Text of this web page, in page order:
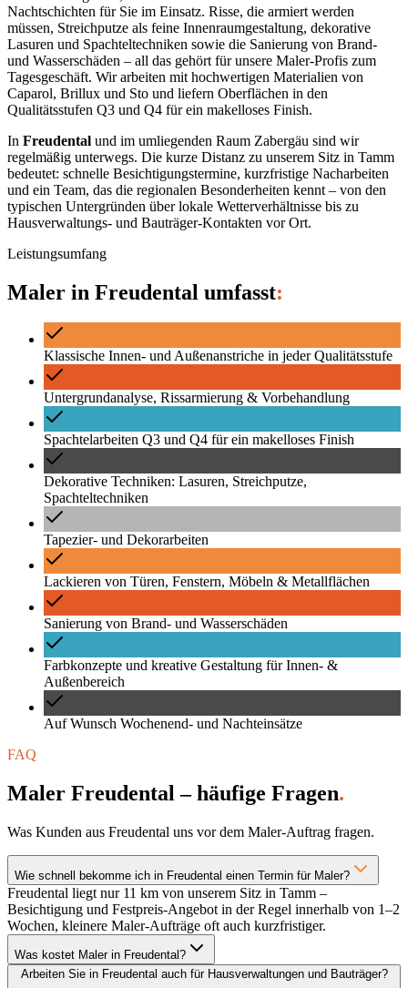
Nachtschichten für Sie im Einsatz. Risse, die armiert werden
müssen, Streichputze als feine Innenraumgestaltung, dekorative
Lasuren und Spachteltechniken sowie die Sanierung von Brand-
und Wasserschäden – all das gehört für unsere Maler-Profis zum
Tagesgeschäft. Wir arbeiten mit hochwertigen Materialien von
Caparol, Brillux und Sto und liefern Oberflächen in den
Qualitätsstufen Q3 und Q4 für ein makelloses Finish.
In Freudental und im umliegenden Raum Zabergäu sind wir
regelmäßig unterwegs. Die kurze Distanz zu unserem Sitz in Tamm
bedeutet: schnelle Besichtigungstermine, kurzfristige Nacharbeiten
und ein Team, das die regionalen Besonderheiten kennt – von den
typischen Untergründen über lokale Wetterverhältnisse bis zu
Hausverwaltungs- und Bauträger-Kontakten vor Ort.
Leistungsumfang
Maler in Freudental umfasst:
Klassische Innen- und Außenanstriche in jeder Qualitätsstufe
Untergrundanalyse, Rissarmierung & Vorbehandlung
Spachtelarbeiten Q3 und Q4 für ein makelloses Finish
Dekorative Techniken: Lasuren, Streichputze,
Spachteltechniken
Tapezier- und Dekorarbeiten
Lackieren von Türen, Fenstern, Möbeln & Metallflächen
Sanierung von Brand- und Wasserschäden
Farbkonzepte und kreative Gestaltung für Innen- &
Außenbereich
Auf Wunsch Wochenend- und Nachteinsätze
FAQ
Maler Freudental – häufige Fragen.
Was Kunden aus Freudental uns vor dem Maler-Auftrag fragen.
Wie schnell bekomme ich in Freudental einen Termin für Maler?
Freudental liegt nur 11 km von unserem Sitz in Tamm –
Besichtigung und Festpreis-Angebot in der Regel innerhalb von 1–2
Wochen, kleinere Maler-Aufträge oft auch kurzfristiger.
Was kostet Maler in Freudental?
Arbeiten Sie in Freudental auch für Hausverwaltungen und Bauträger?